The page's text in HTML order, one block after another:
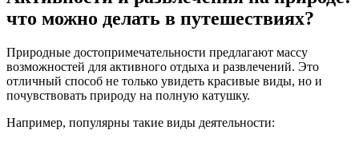
что можно делать в путешествиях?
Природные достопримечательности предлагают массу
возможностей для активного отдыха и развлечений. Это
отличный способ не только увидеть красивые виды, но и
почувствовать природу на полную катушку.
Например, популярны такие виды деятельности: